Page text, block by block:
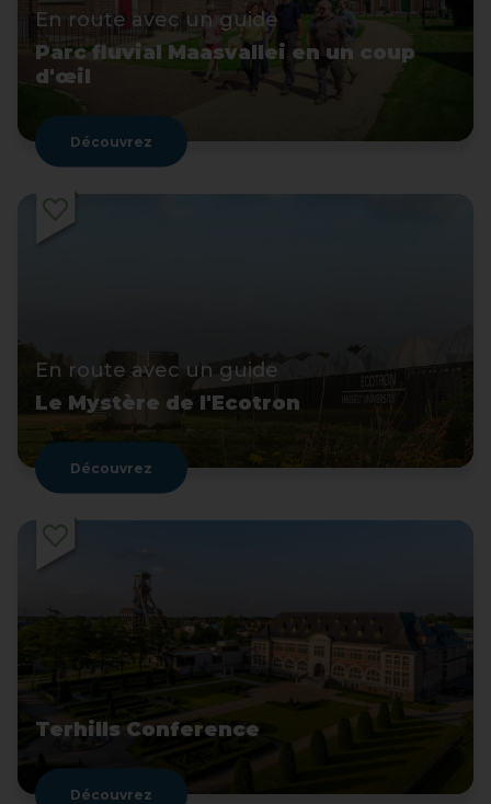
En route avec un guide
Parc fluvial Maasvallei en un coup
d'œil
Découvrez
En route avec un guide
Le Mystère de l'Ecotron
Découvrez
Terhills Conference
Découvrez